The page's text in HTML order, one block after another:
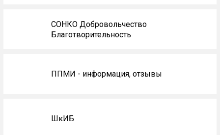
СОНКО Добровольчество
Благотворительность
ППМИ - информация, отзывы
ШкИБ